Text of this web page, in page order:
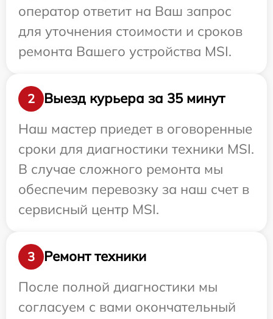
оператор ответит на Ваш запрос
для уточнения стоимости и сроков
ремонта Вашего устройства MSI.
2
Выезд курьера за 35 минут
Наш мастер приедет в оговоренные
сроки для диагностики техники MSI.
В случае сложного ремонта мы
обеспечим перевозку за наш счет в
сервисный центр MSI.
3
Ремонт техники
После полной диагностики мы
согласуем с вами окончательный